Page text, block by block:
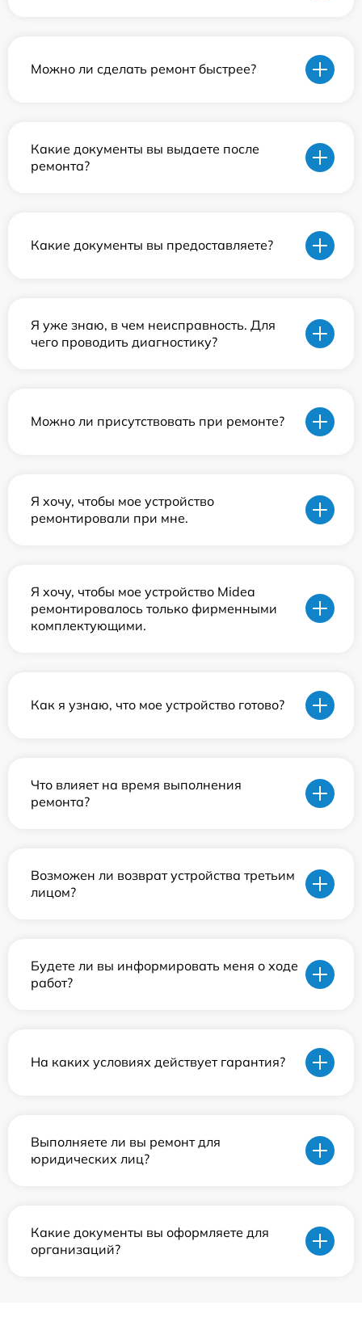
Можно ли сделать ремонт быстрее?
Какие документы вы выдаете после
ремонта?
Какие документы вы предоставляете?
Я уже знаю, в чем неисправность. Для
чего проводить диагностику?
Можно ли присутствовать при ремонте?
Я хочу, чтобы мое устройство
ремонтировали при мне.
Я хочу, чтобы мое устройство Midea
ремонтировалось только фирменными
комплектующими.
Как я узнаю, что мое устройство готово?
Что влияет на время выполнения
ремонта?
Возможен ли возврат устройства третьим
лицом?
Будете ли вы информировать меня о ходе
работ?
На каких условиях действует гарантия?
Выполняете ли вы ремонт для
юридических лиц?
Какие документы вы оформляете для
организаций?